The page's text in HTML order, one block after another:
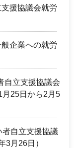
支援協議会就労
企業への就労
自立支援協議会
月25日から2月5
自立支援協議
3月26日）